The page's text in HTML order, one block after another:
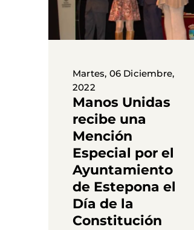
Martes, 06 Diciembre,
2022
Manos Unidas
recibe una
Mención
Especial por el
Ayuntamiento
de Estepona el
Día de la
Constitución